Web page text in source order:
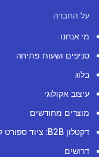
על החברה
מי אנחנו
סניפים ושעות פתיחה
בלוג
עיצוב אקולוגי
מוצרים מחודשים
דקטלון B2B: ציוד ספורט למוסדות
דרושים